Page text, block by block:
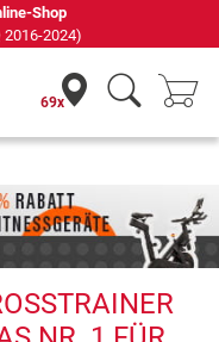
Shop
2016-2024)
69x